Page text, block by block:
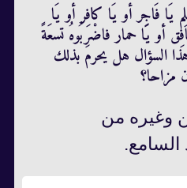
فَاجِر أو يَا كافِر أو يَا
أو يَا حمار فاضْرِبُوهُ تسعَةً
السؤال هل يحرم بذلك
مزاحا؟
وغيره من